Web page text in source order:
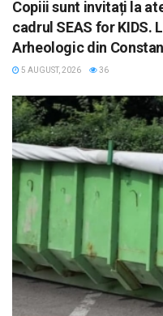
Copiii sunt invitați la
cadrul SEAS for KIDS.
Arheologic din
5 AUGUST, 2026 36